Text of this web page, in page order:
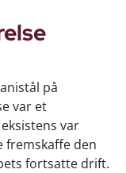
på
var et
var
fremskaffe den
fortsatte drift.